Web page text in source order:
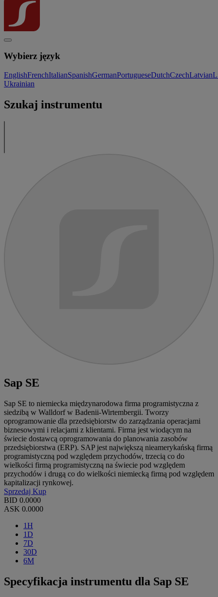
Wybierz język
EnglishFrenchItalianSpanishGermanPortugueseDutchCzechLatvian
Ukrainian
Szukaj instrumentu
Sap SE
Sap SE to niemiecka międzynarodowa firma programistyczna z
siedzibą w Walldorf w Badenii-Wirtembergii. Tworzy
oprogramowanie dla przedsiębiorstw do zarządzania operacjami
biznesowymi i relacjami z klientami. Firma jest wiodącym na
świecie dostawcą oprogramowania do planowania zasobów
przedsiębiorstwa (ERP). SAP jest największą nieamerykańską firmą
programistyczną pod względem przychodów, trzecią co do
wielkości firmą programistyczną na świecie pod względem
przychodów i drugą co do wielkości niemiecką firmą pod względem
kapitalizacji rynkowej.
Sprzedaj Kup
BID 0.0000
ASK 0.0000
1H
1D
7D
30D
6M
Specyfikacja instrumentu dla Sap SE